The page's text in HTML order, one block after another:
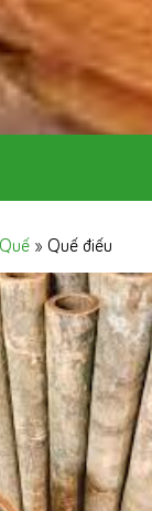
Quế » Quế điếu